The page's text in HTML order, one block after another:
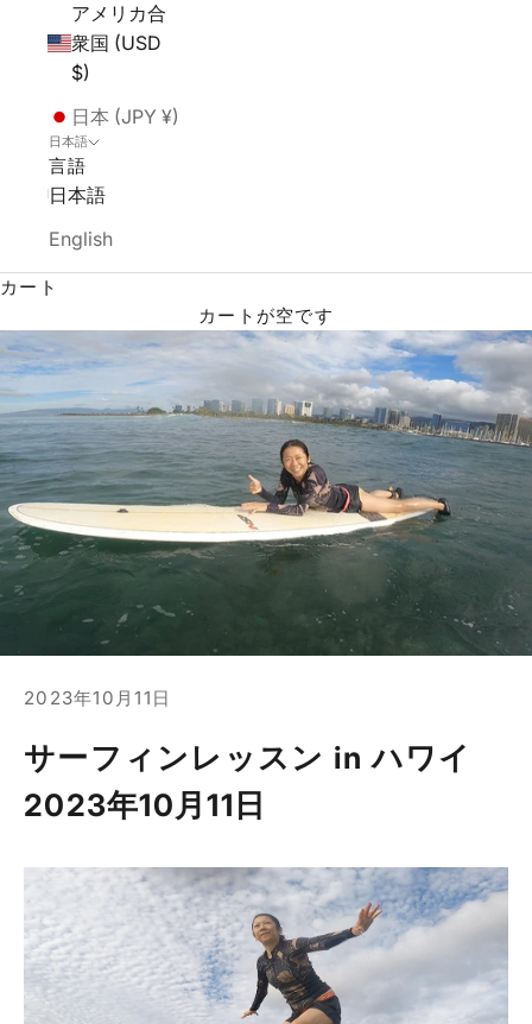
アメリカ合
衆国 (USD
$)
日本 (JPY ¥)
日本語
言語
日本語
English
カート
カートが空です
2023年10月11日
サーフィンレッスン in ハワイ
2023年10月11日